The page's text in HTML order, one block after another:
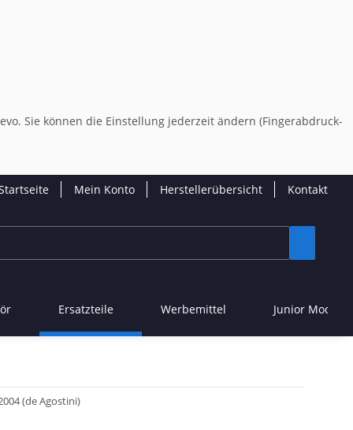
Sie können die Einstellung jederzeit ändern (Fingerabdruck-
Mein Konto Herstellerübersicht Kontakt
Ersatzteile Werbemittel Junior
(de Agostini)